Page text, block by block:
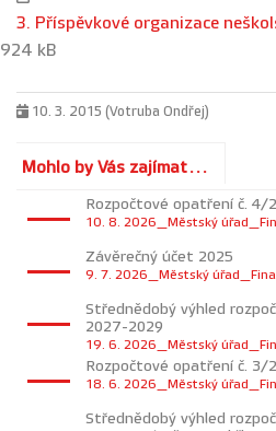
3. Příspěvkové organizace
924 kB
10. 3. 2015 (Votruba Ondřej)
Mohlo by Vás zajímat...
Rozpočtové opatření č. 4/
10. 8. 2026_Městský
Závěrečný účet 2025
9. 7. 2026_Městský
Střednědobý výhled
2027-2029
19. 6. 2026_Městský
Rozpočtové opatření č. 3/
18. 6. 2026_Městský
Střednědobý výhled